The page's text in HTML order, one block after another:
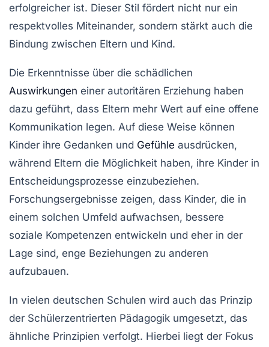
erfolgreicher ist. Dieser Stil fördert nicht nur ein
respektvolles Miteinander, sondern stärkt auch die
Bindung zwischen Eltern und Kind.
Die Erkenntnisse über die schädlichen
Auswirkungen einer autoritären Erziehung haben
dazu geführt, dass Eltern mehr Wert auf eine offene
Kommunikation legen. Auf diese Weise können
Kinder ihre Gedanken und Gefühle ausdrücken,
während Eltern die Möglichkeit haben, ihre Kinder in
Entscheidungsprozesse einzubeziehen.
Forschungsergebnisse zeigen, dass Kinder, die in
einem solchen Umfeld aufwachsen, bessere
soziale Kompetenzen entwickeln und eher in der
Lage sind, enge Beziehungen zu anderen
aufzubauen.
In vielen deutschen Schulen wird auch das Prinzip
der Schülerzentrierten Pädagogik umgesetzt, das
ähnliche Prinzipien verfolgt. Hierbei liegt der Fokus